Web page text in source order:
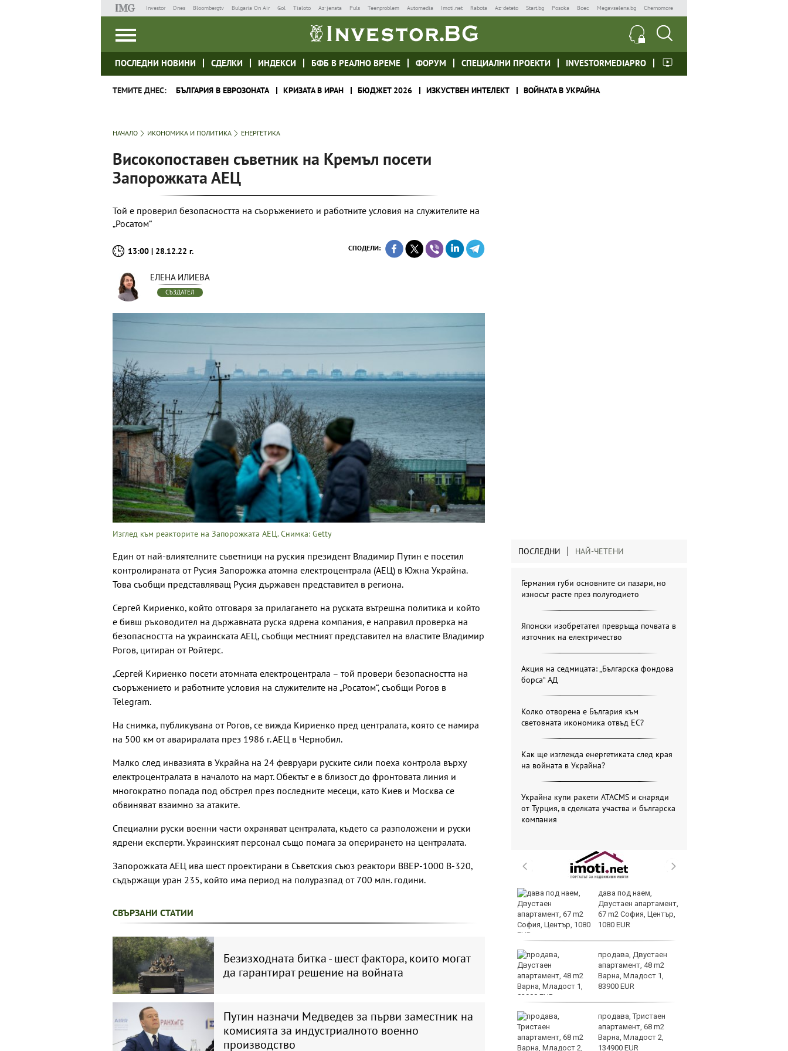
Investor Dnes Bloombergtv Bulgaria On Air Gol Tialoto Az-jenata Puls Teenproblem Automedia Imoti.net Rabota Az-deteto Start.bg Posoka Boec Megavselena.bg Chernomore
ПОСЛЕДНИ НОВИНИ СДЕЛКИ ИНДЕКСИ БФБ В РЕАЛНО ВРЕМЕ ФОРУМ СПЕЦИАЛНИ ПРОЕКТИ INVESTORMEDIAPRO
ТЕМИТЕ ДНЕС: БЪЛГАРИЯ В ЕВРОЗОНАТА КРИЗАТА В ИРАН БЮДЖЕТ 2026 ИЗКУСТВЕН ИНТЕЛЕКТ ВОЙНАТА В УКРАЙНА
НАЧАЛО ИКОНОМИКА И ПОЛИТИКА ЕНЕРГЕТИКА
Високопоставен съветник на Кремъл посети
Запорожката АЕЦ
Той е проверил безопасността на съоръжението и работните условия на служителите на
„Росатом“
13:00 | 28.12.22 г. СПОДЕЛИ:
ЕЛЕНА ИЛИЕВА
СЪЗДАТЕЛ
Изглед към реакторите на Запорожката АЕЦ. Снимка: Getty
Един от най-влиятелните съветници на руския президент Владимир Путин е посетил
контролираната от Русия Запорожка атомна електроцентрала (АЕЦ) в Южна Украйна.
Това съобщи представляващ Русия държавен представител в региона.
Сергей Кириенко, който отговаря за прилагането на руската вътрешна политика и който
е бивш ръководител на държавната руска ядрена компания, е направил проверка на
безопасността на украинската АЕЦ, съобщи местният представител на властите Владимир
Рогов, цитиран от Ройтерс.
„Сергей Кириенко посети атомната електроцентрала – той провери безопасността на
съоръжението и работните условия на служителите на „Росатом“, съобщи Рогов в
Telegram.
На снимка, публикувана от Рогов, се вижда Кириенко пред централата, която се намира
на 500 км от авариралата през 1986 г. АЕЦ в Чернобил.
Малко след инвазията в Украйна на 24 февруари руските сили поеха контрола върху
електроцентралата в началото на март. Обектът е в близост до фронтовата линия и
многократно попада под обстрел през последните месеци, като Киев и Москва се
обвиняват взаимно за атаките.
Специални руски военни части охраняват централата, където са разположени и руски
ядрени експерти. Украинският персонал също помага за оперирането на централата.
Запорожката АЕЦ ива шест проектирани в Съветския съюз реактори ВВЕР-1000 В-320,
съдържащи уран 235, който има период на полуразпад от 700 млн. години.
СВЪРЗАНИ СТАТИИ
Безизходната битка - шест фактора, които могат
да гарантират решение на войната
Путин назначи Медведев за първи заместник на
комисията за индустриалното военно
производство
ПОСЛЕДНИ НАЙ-ЧЕТЕНИ
Германия губи основните си пазари, но
износът расте през полугодието
Японски изобретател превръща почвата в
източник на електричество
Акция на седмицата: „Българска фондова
борса“ АД
Колко отворена е България към
световната икономика отвъд ЕС?
Как ще изглежда енергетиката след края
на войната в Украйна?
Украйна купи ракети ATACMS и снаряди
от Турция, в сделката участва и българска
компания
Условията за туризъм
в планините са добри
Пьотр Нестеров е на
финал в Пловдив
дава под наем,
Двустаен апартамент,
67 m2 София, Център,
1080 EUR
продава, Двустаен
апартамент, 48 m2
Варна, Младост 1,
83900 EUR
продава, Тристаен
апартамент, 68 m2
Варна, Младост 2,
134900 EUR